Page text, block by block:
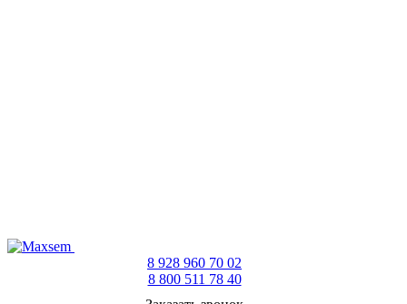
8 928 960 70 02
8 800 511 78 40